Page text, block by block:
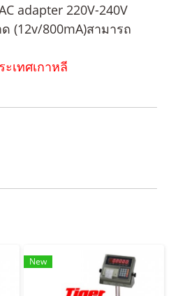
adapter 220V-240V
(12v/800mA)สามารถ
เทศเกาหลี
New